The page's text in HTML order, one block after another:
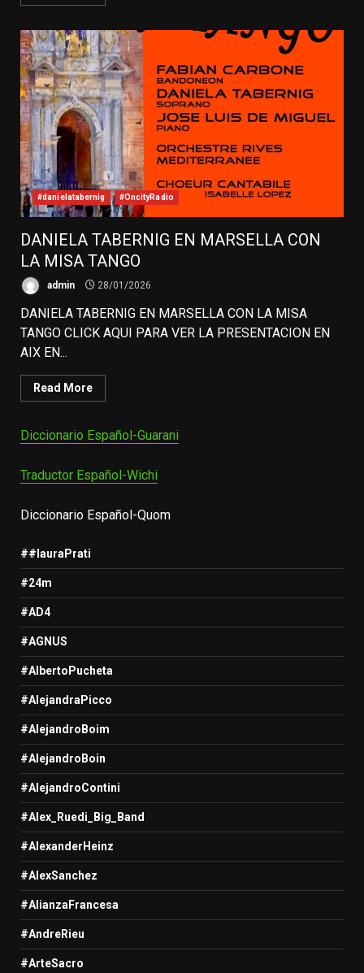
#danielatabernig #OncityRadio
DANIELA TABERNIG EN MARSELLA CON
LA MISA TANGO
admin 28/01/2026
DANIELA TABERNIG EN MARSELLA CON LA MISA
TANGO CLICK AQUI PARA VER LA PRESENTACION EN
AIX EN...
Read More
Diccionario Español-Guarani
Traductor Español-Wichi
Diccionario Español-Quom
##lauraPrati
#24m
#AD4
#AGNUS
#AlbertoPucheta
#AlejandraPicco
#AlejandroBoim
#AlejandroBoin
#AlejandroContini
#Alex_Ruedi_Big_Band
#AlexanderHeinz
#AlexSanchez
#AlianzaFrancesa
#AndreRieu
#ArteSacro